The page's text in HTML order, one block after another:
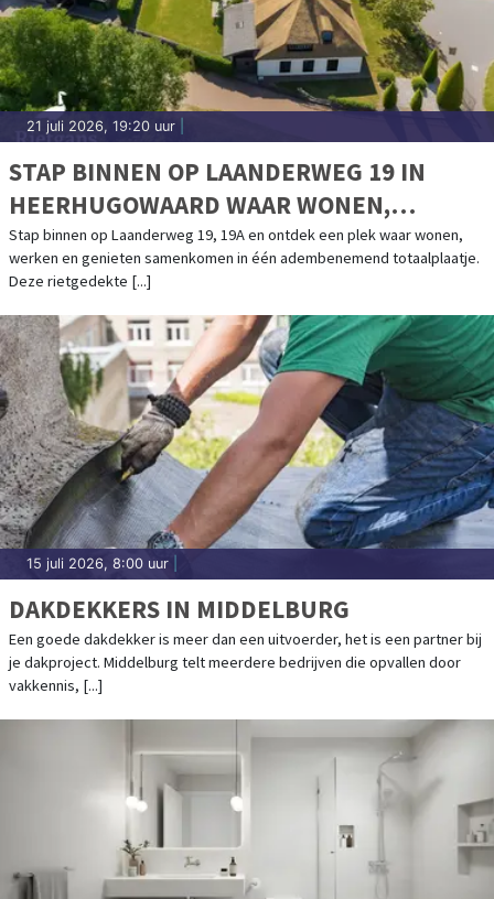
21 juli 2026, 19:20 uur
STAP BINNEN OP LAANDERWEG 19 IN
HEERHUGOWAARD WAAR WONEN,
WERKEN EN GENIETEN SAMENKOMEN
Stap binnen op Laanderweg 19, 19A en ontdek een plek waar wonen,
werken en genieten samenkomen in één adembenemend totaalplaatje.
Deze rietgedekte [...]
15 juli 2026, 8:00 uur
DAKDEKKERS IN MIDDELBURG
Een goede dakdekker is meer dan een uitvoerder, het is een partner bij
je dakproject. Middelburg telt meerdere bedrijven die opvallen door
vakkennis, [...]